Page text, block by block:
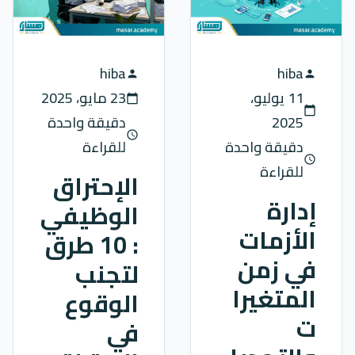
person
hiba
calendar_today
11 يوليو،
2025
scheduleدقيقة واحدة
للقراءة
إدارة
الأزمات
في زمن
المتغيرا
ت
person
hiba
calendar_today23 مايو، 2025
scheduleدقيقة واحدة
للقراءة
الإحتراق
الوظيفي
: 10 طرق
لتجنب
الوقوع
في